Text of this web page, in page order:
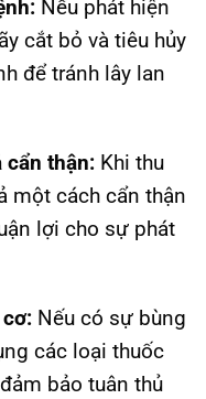
Nếu phát hiện
cắt bỏ và tiêu hủy
để tránh lây lan
cẩn thận: Khi thu
một cách cẩn thận
lợi cho sự phát
Nếu có sự bùng
các loại thuốc
bảo tuân thủ